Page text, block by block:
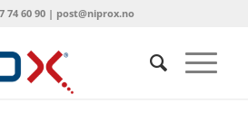
74 60 90 | post@niprox.no